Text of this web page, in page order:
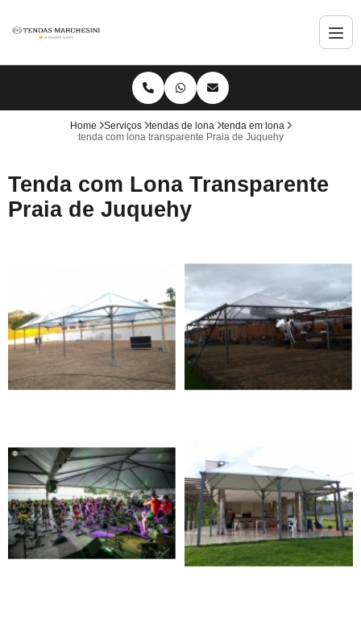
Home Serviços tendas de lona
tenda em lona
tenda com lona transparente Praia de Juquehy
Tenda com Lona Transparente
Praia de Juquehy